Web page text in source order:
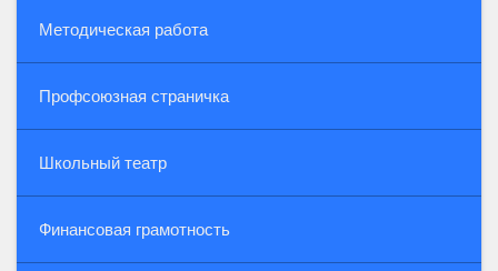
Методическая работа
Профсоюзная страничка
Школьный театр
Финансовая грамотность